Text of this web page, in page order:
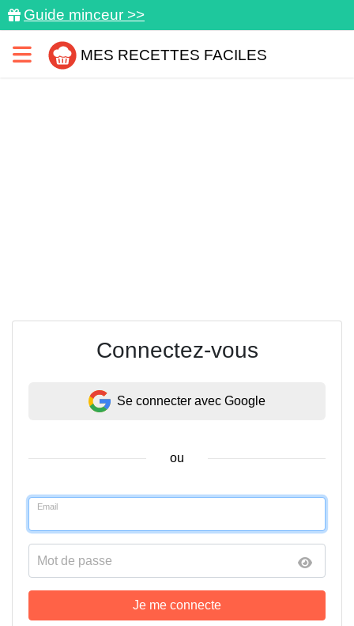
Guide minceur >>
MES RECETTES FACILES
Connectez-vous
Se connecter avec Google
ou
Email
Mot de passe
Je me connecte